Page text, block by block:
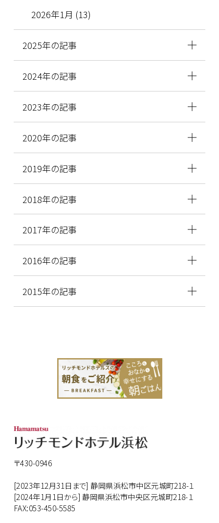
2026年1月 (13)
2025年の記事
2024年の記事
2023年の記事
2020年の記事
2019年の記事
2018年の記事
2017年の記事
2016年の記事
2015年の記事
〒430-0946
[2023年12月31日まで] 静岡県浜松市中区元城町218-１
[2024年1月1日から] 静岡県浜松市中央区元城町218-１
FAX:053-450-5585